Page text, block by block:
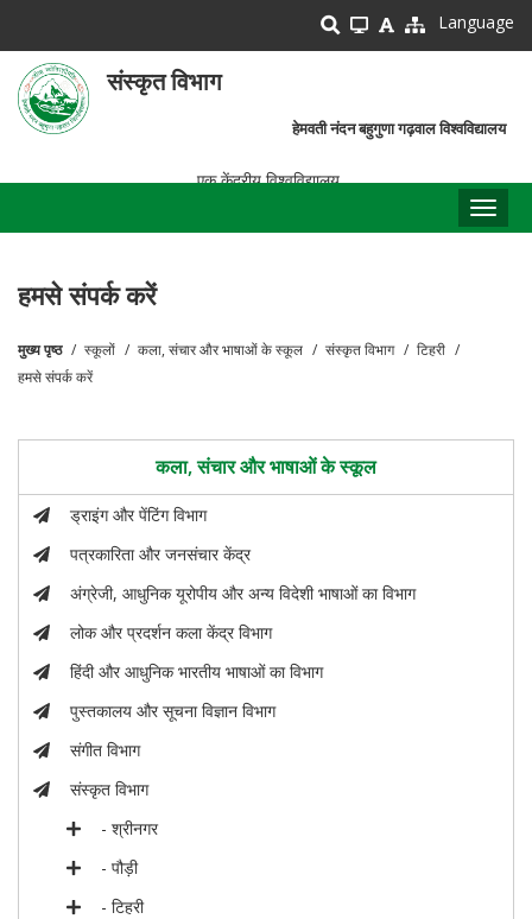
main
content
Language
संस्कृत विभाग
हेमवती नंदन बहुगुणा गढ़वाल विश्वविद्यालय
एक केंद्रीय विश्वविद्यालय
हमसे संपर्क करें
पग
मुख्य पृष्ठ स्कूलों कला, संचार और भाषाओं के स्कूल संस्कृत विभाग
टिहरी
हमसे संपर्क करें
कला, संचार और भाषाओं के स्कूल
ड्राइंग और पेंटिंग विभाग
पत्रकारिता और जनसंचार केंद्र
अंग्रेजी, आधुनिक यूरोपीय और अन्य विदेशी भाषाओं का विभाग
लोक और प्रदर्शन कला केंद्र विभाग
हिंदी और आधुनिक भारतीय भाषाओं का विभाग
पुस्तकालय और सूचना विज्ञान विभाग
संगीत विभाग
संस्कृत विभाग
- श्रीनगर
- पौड़ी
- टिहरी